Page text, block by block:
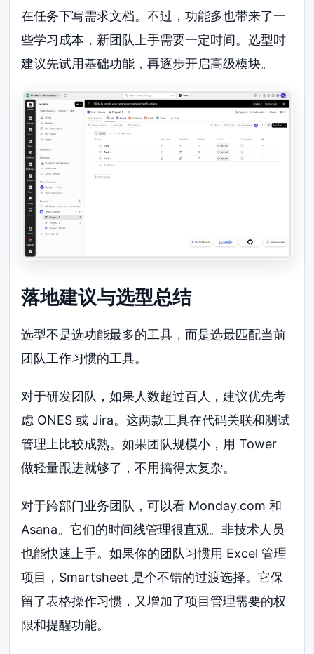
在任务下写需求文档。不过，功能多也带来了一
些学习成本，新团队上手需要一定时间。选型时
建议先试用基础功能，再逐步开启高级模块。
落地建议与选型总结
选型不是选功能最多的工具，而是选最匹配当前
团队工作习惯的工具。
对于研发团队，如果人数超过百人，建议优先考
虑 ONES 或 Jira。这两款工具在代码关联和测试
管理上比较成熟。如果团队规模小，用 Tower
做轻量跟进就够了，不用搞得太复杂。
对于跨部门业务团队，可以看 Monday.com 和
Asana。它们的时间线管理很直观。非技术人员
也能快速上手。如果你的团队习惯用 Excel 管理
项目，Smartsheet 是个不错的过渡选择。它保
留了表格操作习惯，又增加了项目管理需要的权
限和提醒功能。